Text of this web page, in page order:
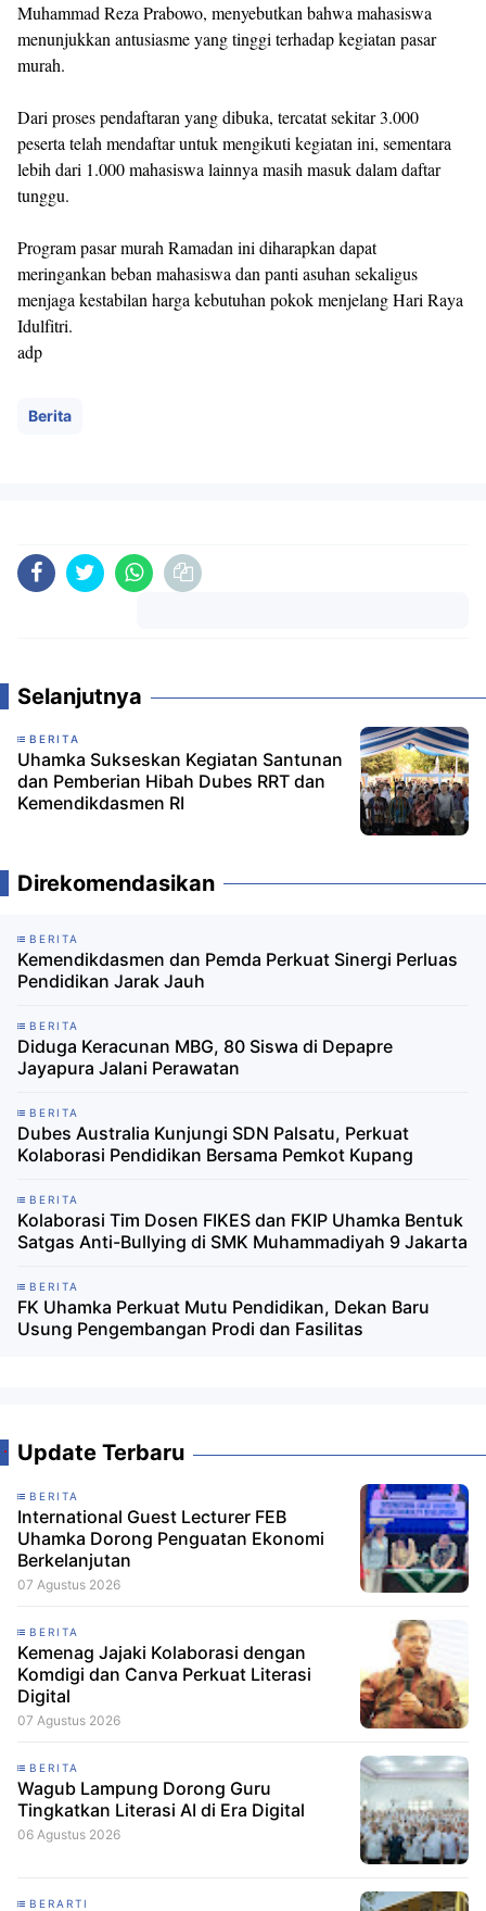
Muhammad Reza Prabowo, menyebutkan bahwa mahasiswa
menunjukkan antusiasme yang tinggi terhadap kegiatan pasar
murah.
Dari proses pendaftaran yang dibuka, tercatat sekitar 3.000
peserta telah mendaftar untuk mengikuti kegiatan ini, sementara
lebih dari 1.000 mahasiswa lainnya masih masuk dalam daftar
tunggu.
Program pasar murah Ramadan ini diharapkan dapat
meringankan beban mahasiswa dan panti asuhan sekaligus
menjaga kestabilan harga kebutuhan pokok menjelang Hari Raya
Idulfitri.
adp
Berita
Selanjutnya
BERITA
Uhamka Sukseskan Kegiatan Santunan
dan Pemberian Hibah Dubes RRT dan
Kemendikdasmen RI
Direkomendasikan
BERITA
Kemendikdasmen dan Pemda Perkuat Sinergi Perluas
Pendidikan Jarak Jauh
BERITA
Diduga Keracunan MBG, 80 Siswa di Depapre
Jayapura Jalani Perawatan
BERITA
Dubes Australia Kunjungi SDN Palsatu, Perkuat
Kolaborasi Pendidikan Bersama Pemkot Kupang
BERITA
Kolaborasi Tim Dosen FIKES dan FKIP Uhamka Bentuk
Satgas Anti-Bullying di SMK Muhammadiyah 9 Jakarta
BERITA
FK Uhamka Perkuat Mutu Pendidikan, Dekan Baru
Usung Pengembangan Prodi dan Fasilitas
Update Terbaru
BERITA
International Guest Lecturer FEB
Uhamka Dorong Penguatan Ekonomi
Berkelanjutan
07 Agustus 2026
BERITA
Kemenag Jajaki Kolaborasi dengan
Komdigi dan Canva Perkuat Literasi
Digital
07 Agustus 2026
BERITA
Wagub Lampung Dorong Guru
Tingkatkan Literasi AI di Era Digital
06 Agustus 2026
BERARTI